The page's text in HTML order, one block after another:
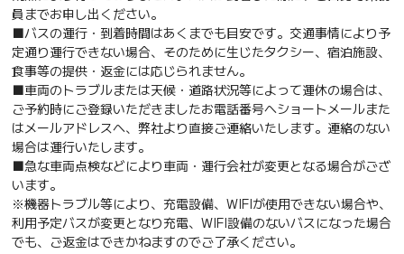
員までお申し出ください。
■バスの運行・到着時間はあくまでも目安です。交通事情により予
定通り運行できない場合、そのために生じたタクシー、宿泊施設、
食事等の提供・返金には応じられません。
■車両のトラブルまたは天候・道路状況等によって運休の場合は、
ご予約時にご登録いただきましたお電話番号へショートメールまた
はメールアドレスへ、弊社より直接ご連絡いたします。連絡のない
場合は運行いたします。
■急な車両点検などにより車両・運行会社が変更となる場合がござ
います。
※機器トラブル等により、充電設備、WIFIが使用できない場合や、
利用予定バスが変更となり充電、WIFI設備のないバスになった場合
でも、ご返金はできかねますのでご了承ください。